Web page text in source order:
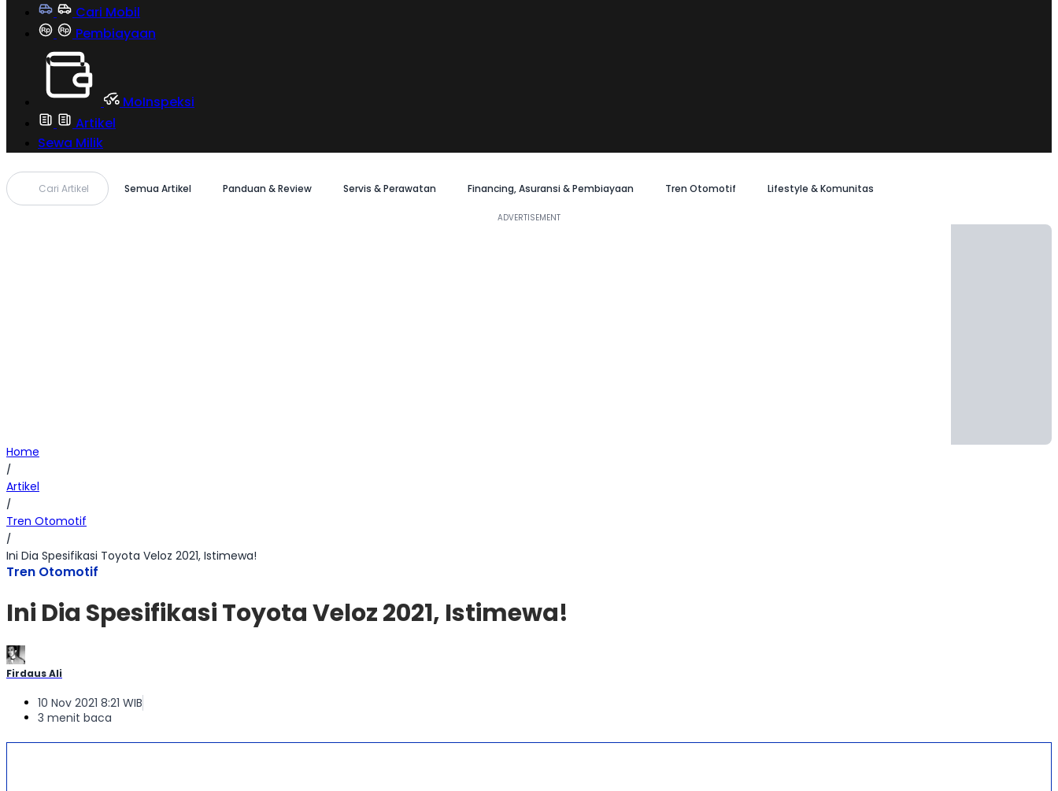
Cari Mobil
Pembiayaan
MoInspeksi
Artikel
Sewa Milik
Cari Artikel Semua Artikel Panduan & Review Servis & Perawatan Financing, Asuransi & Pembiayaan Tren Otomotif Lifestyle & Komunitas
Home
/
Artikel
/
Tren Otomotif
/
Ini Dia Spesifikasi Toyota Veloz 2021, Istimewa!
Tren Otomotif
Ini Dia Spesifikasi Toyota Veloz 2021, Istimewa!
Firdaus Ali
10 Nov 2021 8:21 WIB
3 menit baca